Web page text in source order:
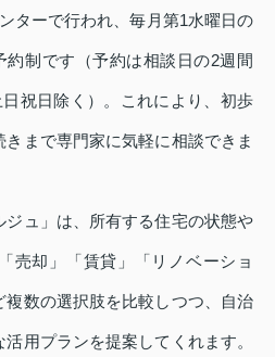
ターで行われ、毎月第1水曜日の
約制です（予約は相談日の2週間
祝日除く）。これにより、初歩
まで専門家に気軽に相談できま
ジュ」は、所有する住宅の状態や
売却」「賃貸」「リノベーショ
複数の選択肢を比較しつつ、自治
用プランを提案してくれます。